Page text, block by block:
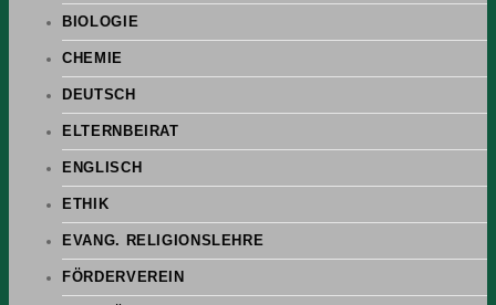
BIOLOGIE
CHEMIE
DEUTSCH
ELTERNBEIRAT
ENGLISCH
ETHIK
EVANG. RELIGIONSLEHRE
FÖRDERVEREIN